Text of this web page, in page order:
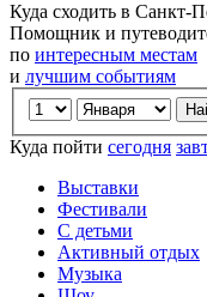
Куда сходить в Санкт-
Помощник и
по интересным местам
и лучшим событиям
Куда пойти сегодня
Выставки
Фестивали
С детьми
Активный отдых
Музыка